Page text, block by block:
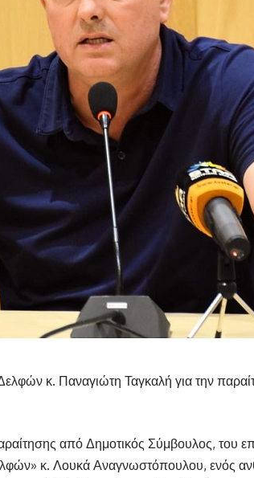
κ. Παναγιώτη Ταγκαλή για την
από Δημοτικός Σύμβουλος, του
κ. Λουκά Αναγνωστόπουλου, ενός